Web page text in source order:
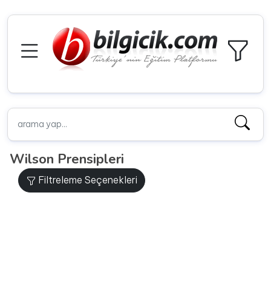
Wilson Prensipleri
Filtreleme Seçenekleri